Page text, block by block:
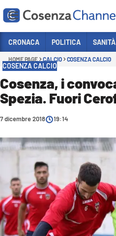
Sezioni
POLITICA
ITALIA MONDO
SANITÀ
SPORT
CULTURA
AMBIENTE
CRONACA POLITICA SANITÀ
HOME PAGE CALCIO COSENZA CALCIO
COSENZA CALCIO
Cosenza, i
Spezia. Fuori
7 dicembre 2018 19:14